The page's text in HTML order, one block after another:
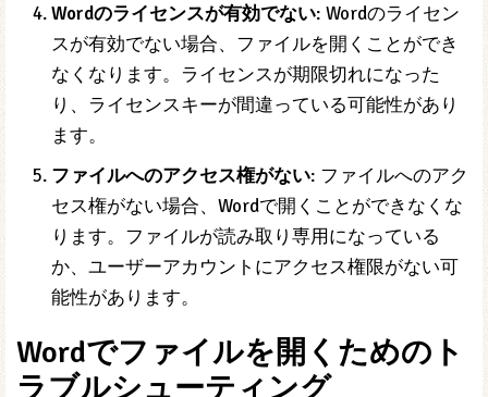
れていないファイル形式の場合、開くことができ
なくなります。
Wordが正常にインストールされていない: Wordが
正しくインストールされていない場合、ファイル
を開くことができなくなります。Wordのインスト
ールが破損したり、必要なコンポーネントが不足
している可能性があります。
Wordのライセンスが有効でない : Wordのライセン
スが有効でない場合、ファイルを開くことができ
なくなります。ライセンスが期限切れになった
り、ライセンスキーが間違っている可能性があり
ます。